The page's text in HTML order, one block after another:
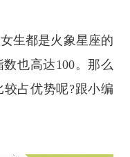
生都是火象星座的
也高达100。那么
占优势呢?跟小编